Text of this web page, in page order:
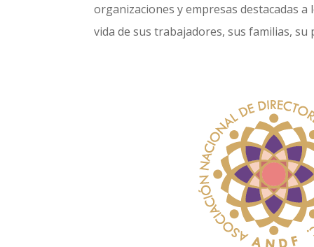
organizaciones y empresas destacadas
vida de sus trabajadores, sus familias, su